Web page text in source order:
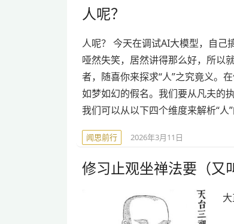
人呢？
人呢？ 今天在调试AI大模型，自己
哑然失笑，居然讲得那么好，所以
者，随喜你来探求“人”之究竟义。
如梦如幻的假名。我们要从凡夫的
我们可以从以下四个维度来解析“人
闻思前行 2026年3月11日
修习止观坐禅法要（又